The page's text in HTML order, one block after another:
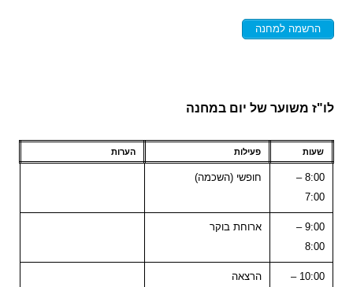
הרשמה למחנה
לו"ז משוער של יום במחנה
שעות פעילות הערות
8:00 –
7:00
חופשי (השכמה)
9:00 –
8:00
ארוחת בוקר
10:00 –
הרצאה